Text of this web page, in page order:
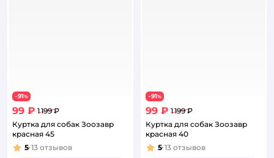
−91%
99 ₽ 1 199 ₽
Куртка для собак Зоозавр
красная 45
Рейтинг:
5 13 отзывов
−91%
99 ₽ 1 199 ₽
Куртка для собак Зоозавр
красная 40
Рейтинг:
5 13 отзывов